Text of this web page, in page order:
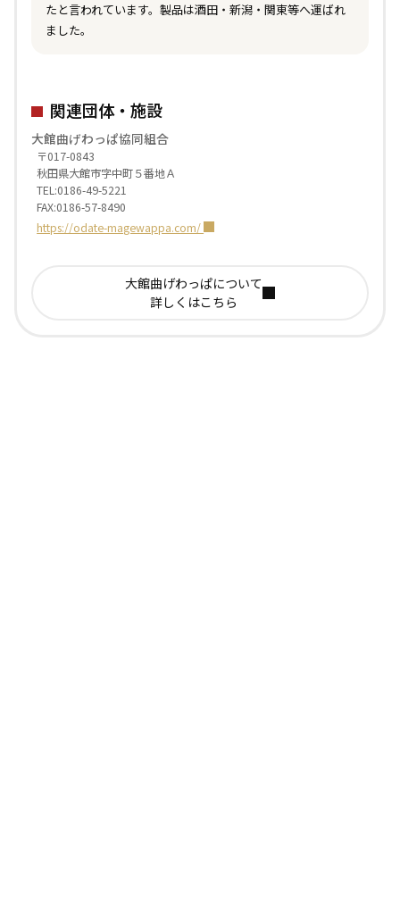
たと言われています。製品は酒田・新潟・関東等へ運ばれ
ました。
関連団体・施設
大館曲げわっぱ協同組合
〒017-0843
秋田県大館市字中町５番地Ａ
TEL:0186-49-5221
FAX:0186-57-8490
https://odate-magewappa.com/
大館曲げわっぱについて
詳しくはこちら